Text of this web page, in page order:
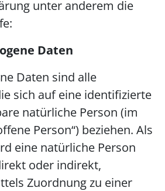
unter anderem die
Daten
Daten sind alle
sich auf eine identifizierte
natürliche Person (im
Person“) beziehen. Als
eine natürliche Person
oder indirekt,
Zuordnung zu einer